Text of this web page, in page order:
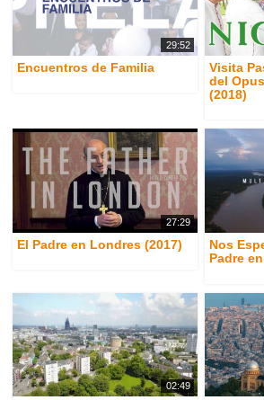
29:52
Encuentros de Familia
Visita
del
(2018)
27:29
El Padre en Londres (2017)
Nos
Padre
02:49